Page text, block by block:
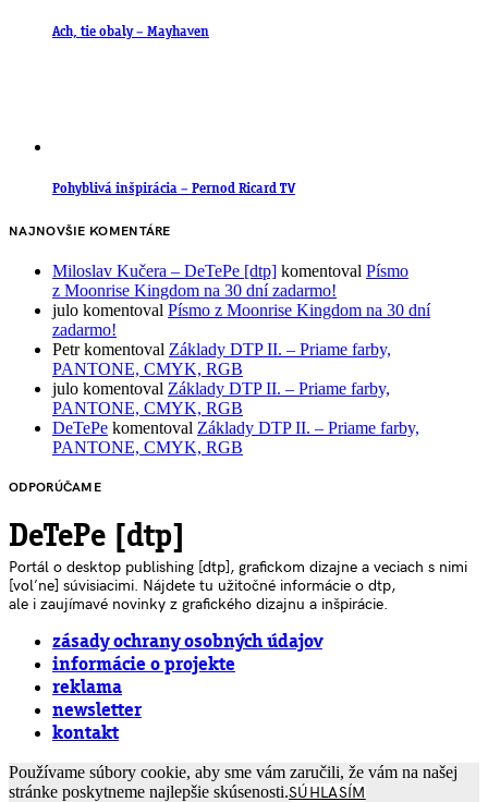
Ach, tie obaly – Mayhaven
Pohyblivá inšpirácia – Pernod Ricard TV
NAJNOVŠIE KOMENTÁRE
Miloslav Kučera – DeTePe [dtp] komentoval Písmo
z Moonrise Kingdom na 30 dní zadarmo!
julo komentoval Písmo z Moonrise Kingdom na 30 dní
zadarmo!
Petrkomentoval Základy DTP II. – Priame farby,
PANTONE, CMYK, RGB
julo komentoval Základy DTP II. – Priame farby,
PANTONE, CMYK, RGB
DeTePe komentoval Základy DTP II. – Priame farby,
PANTONE, CMYK, RGB
ODPORÚČAME
DeTePe [dtp]
Portál o desktop publishing [dtp], grafickom dizajne a veciach s nimi
[voľne] súvisiacimi. Nájdete tu užitočné informácie o dtp,
ale i zaujímavé novinky z grafického dizajnu a inšpirácie.
zásady ochrany osobných údajov
informácie o projekte
reklama
newsletter
kontakt
Používame súbory cookie, aby sme vám zaručili, že vám na našej
stránke poskytneme najlepšie skúsenosti.SÚHLASÍM